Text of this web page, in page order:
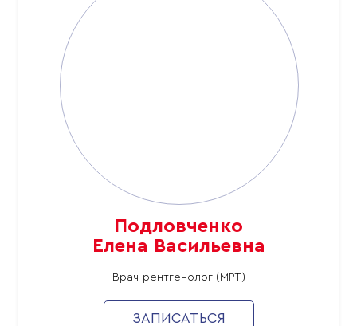
Подловченко
Елена Васильевна
Врач-рентгенолог (МРТ)
ЗАПИСАТЬСЯ